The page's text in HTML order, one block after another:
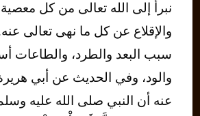
نبرأ إلى الله تعالى من كل معصية
والإقلاع عن كل ما نهى تعالى
سبب البعد والطرد، والطاعات
والود، وفي الحديث عن أبي
عنه أن النبي صلى الله عليه